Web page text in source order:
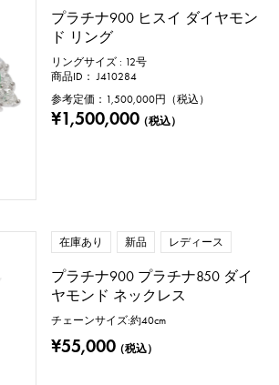
プラチナ900 ヒスイ ダイヤモン
ド リング
リングサイズ : 12号
商品ID： J410284
参考定価： 1,500,000円（税込）
¥1,500,000（税込）
在庫あり 新品 レディース
プラチナ900 プラチナ850 ダイ
ヤモンド ネックレス
チェーンサイズ:約40cm
¥55,000（税込）